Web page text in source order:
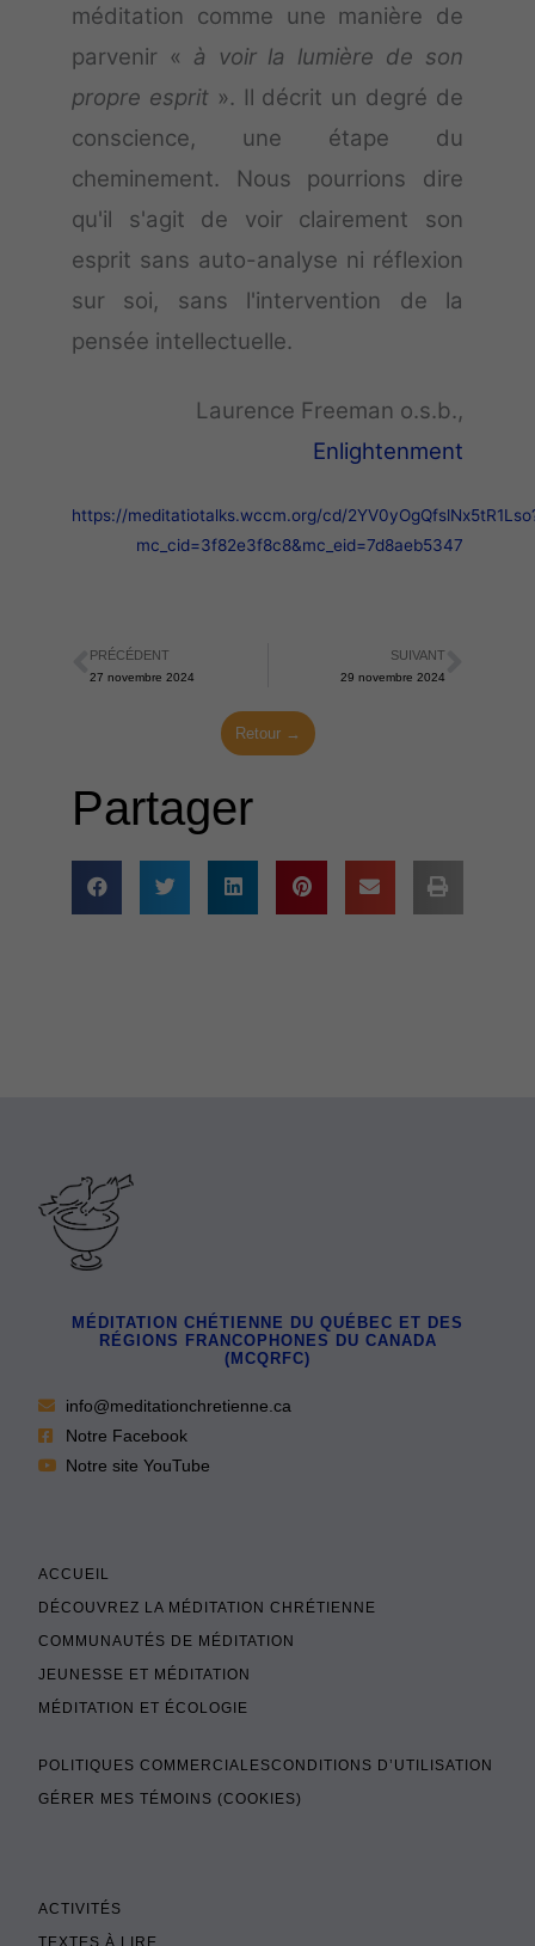
méditation comme une manière de
parvenir « à voir la lumière de son
propre esprit». Il décrit un degré de
conscience, une étape du
cheminement. Nous pourrions dire
qu'il s'agit de voir clairement son
esprit sans auto-analyse ni réflexion
sur soi, sans l'intervention de la
pensée intellectuelle.
Laurence Freeman o.s.b.,
Enlightenment
https://meditatiotalks.wccm.org/cd/
mc_cid=3f82e3f8c8&mc_eid=7d8aeb5347
Précédent
PRÉCÉDENT
27 novembre 2024
SUIVANT
29 novembre 2024
Retour →
Partager
MÉDITATION CHÉTIENNE DU QUÉBEC ET DES
RÉGIONS FRANCOPHONES DU CANADA
(MCQRFC)
info@meditationchretienne.ca
Notre Facebook
Notre site YouTube
ACCUEIL
DÉCOUVREZ LA MÉDITATION CHRÉTIENNE
COMMUNAUTÉS DE MÉDITATION
JEUNESSE ET MÉDITATION
MÉDITATION ET ÉCOLOGIE
POLITIQUES COMMERCIALESCONDITIONS D’UTILISATION
GÉRER MES TÉMOINS (COOKIES)
ACTIVITÉS